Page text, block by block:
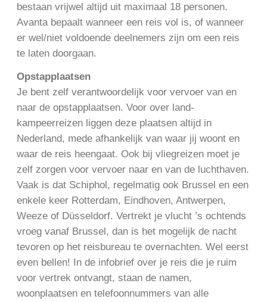
bestaan vrijwel altijd uit maximaal 18 personen.
Avanta bepaalt wanneer een reis vol is, of wanneer
er wel/niet voldoende deelnemers zijn om een reis
te laten doorgaan.
Opstapplaatsen
Je bent zelf verantwoordelijk voor vervoer van en
naar de opstapplaatsen. Voor over land-
kampeerreizen liggen deze plaatsen altijd in
Nederland, mede afhankelijk van waar jij woont en
waar de reis heengaat. Ook bij vliegreizen moet je
zelf zorgen voor vervoer naar en van de luchthaven.
Vaak is dat Schiphol, regelmatig ook Brussel en een
enkele keer Rotterdam, Eindhoven, Antwerpen,
Weeze of Düsseldorf. Vertrekt je vlucht ’s ochtends
vroeg vanaf Brussel, dan is het mogelijk de nacht
tevoren op het reisbureau te overnachten. Wel eerst
even bellen! In de infobrief over je reis die je ruim
voor vertrek ontvangt, staan de namen,
woonplaatsen en telefoonnummers van alle